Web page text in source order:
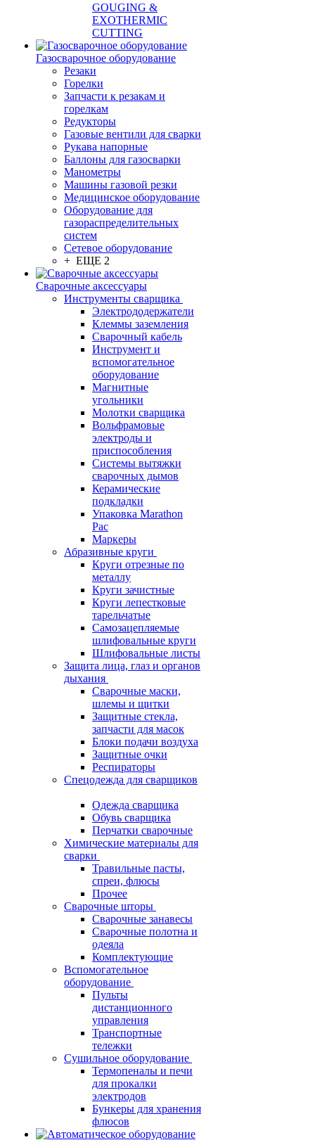
GOUGING &
EXOTHERMIC
CUTTING
Газосварочное оборудование
Резаки
Горелки
Запчасти к резакам и
горелкам
Редукторы
Газовые вентили для сварки
Рукава напорные
Баллоны для газосварки
Манометры
Машины газовой резки
Медицинское оборудование
Оборудование для
газораспределительных
систем
Сетевое оборудование
+ ЕЩЕ 2
Сварочные аксессуары
Инструменты сварщика
Электрододержатели
Клеммы заземления
Сварочный кабель
Инструмент и
вспомогательное
оборудование
Магнитные
угольники
Молотки сварщика
Вольфрамовые
электроды и
приспособления
Системы вытяжки
сварочных дымов
Керамические
подкладки
Упаковка Marathon
Pac
Маркеры
Абразивные круги
Круги отрезные по
металлу
Круги зачистные
Круги лепестковые
тарельчатые
Самозацепляемые
шлифовальные круги
Шлифовальные листы
Защита лица, глаз и органов
дыхания
Сварочные маски,
шлемы и щитки
Защитные стекла,
запчасти для масок
Блоки подачи воздуха
Защитные очки
Респираторы
Спецодежда для сварщиков
Одежда сварщика
Обувь сварщика
Перчатки сварочные
Химические материалы для
сварки
Травильные пасты,
спреи, флюсы
Прочее
Сварочные шторы
Сварочные занавесы
Сварочные полотна и
одеяла
Комплектующие
Вспомогательное
оборудование
Пульты
дистанционного
управления
Транспортные
тележки
Сушильное оборудование
Термопеналы и печи
для прокалки
электродов
Бункеры для хранения
флюсов